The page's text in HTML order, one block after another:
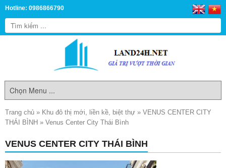
Hotline: 0986866790
Trang chủ » Khu đô thị mới, liền kề, biệt thự » VENUS CENTER CITY
THÁI BÌNH » Venus Center City Thái Bình
VENUS CENTER CITY THÁI BÌNH